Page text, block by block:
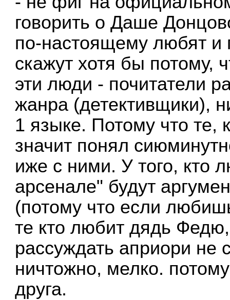
говорить о Даше
по-настоящему любят и
скажут хотя бы потому,
эти люди - почитатели
жанра (детективщики),
1 языке. Потому что те,
значит понял
иже с ними. У того, кто
арсенале" будут
(потому что если
те кто любит дядь
рассуждать априори не
ничтожно, мелко.
друга.